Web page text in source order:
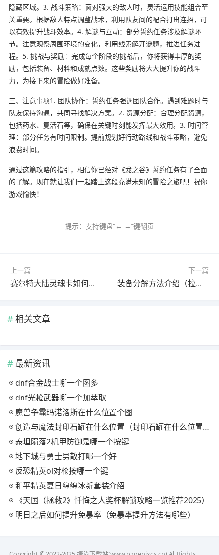
隐藏区域。3. 战斗策略：面对强大的敌人时，灵活运用技能组合至
关重要。根据敌人特点调整战术，利用队友间的配合打出连招，可
以有效提升战斗效率。4. 解谜与互动：部分誓约任务涉及解谜环
节。注意观察周围环境的变化，利用线索解开谜题，推进任务进
程。5. 挑战与奖励：完成每个阶段的挑战后，你将获得丰厚的奖
励，包括装备、材料和成就点数。这些奖励将大大提升你的战斗
力，为接下来的冒险做好准备。
三、注意事项1. 团队协作：誓约任务强调团队合作。遇到难题时与
队友保持沟通，共同寻找解决方案。2. 资源分配：合理分配资源，
包括药水、复活石等，确保在关键时刻能发挥最大效用。3. 时间管
理：部分任务有时间限制。提前规划好行动路线和战斗策略，避免
浪费时间。
通过这篇攻略的指引，相信你已经对《龙之谷》誓约任务有了全面
的了解。现在就让我们一起踏上这段充满未知的冒险之旅吧！祝你
游戏愉快！
提示：支持键盘“← →”键翻页
上一篇
赛尔特大陆灵魂卡如何兑换（灵魂卡兑换攻略一览）
下一篇
装备分解方法介绍（拉结尔装备如何分解）
相关文章
最新资讯
dnf合金战士哪一个图多
dnf光枪武器哪一个加萃取
魔兽争霸玛诺洛斯在什么位置个图
创造与魔法封印石罐在什么位置（封印石罐在什么位置寻找方法一览）
泰坦陨落2机甲防御是哪一个按键
地下城与勇士男散打哪一个好
反恐精英ol对枪按哪一个键
和平精英夏日绵绵冰新套装介绍
《天国（拯救2》忏悔之人奖杯解锁攻略一览推荐2025）
明日之后如何提升免暴率（免暴率提升方法有哪些）